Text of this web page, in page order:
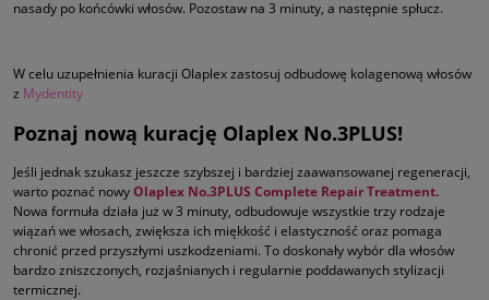
nasady po końcówki włosów. Pozostaw na 3 minuty, a następnie spłucz.
W celu uzupełnienia kuracji Olaplex zastosuj odbudowę kolagenową włosów
z Mydentity
Poznaj nową kurację Olaplex No.3PLUS!
Jeśli jednak szukasz jeszcze szybszej i bardziej zaawansowanej regeneracji,
warto poznać nowyOlaplex No.3PLUS Complete Repair Treatment.
Nowa formuła działa już w 3 minuty, odbudowuje wszystkie trzy rodzaje
wiązań we włosach, zwiększa ich miękkość i elastyczność oraz pomaga
chronić przed przyszłymi uszkodzeniami. To doskonały wybór dla włosów
bardzo zniszczonych, rozjaśnianych i regularnie poddawanych stylizacji
termicznej.